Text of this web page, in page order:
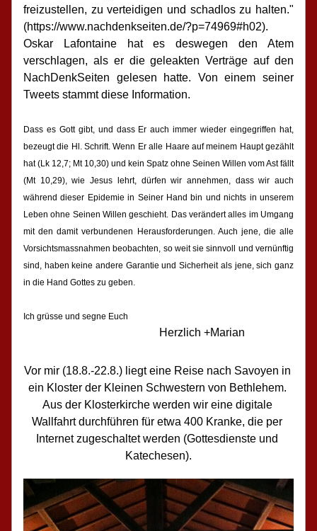
freizustellen, zu verteidigen und schadlos zu halten."
(https://www.nachdenkseiten.de/?p=74969#h02).
Oskar Lafontaine hat es deswegen den Atem
verschlagen, als er die geleakten Verträge auf den
NachDenkSeiten gelesen hatte. Von einem seiner
Tweets stammt diese Information.
Dass es Gott gibt, und dass Er auch immer wieder eingegriffen hat,
bezeugt die Hl. Schrift. Wenn Er alle Haare auf meinem Haupt gezählt
hat (Lk 12,7; Mt 10,30) und kein Spatz ohne Seinen Willen vom Ast fällt
(Mt 10,29), wie Jesus lehrt, dürfen wir annehmen, dass wir auch
während dieser Epidemie in Seiner Hand bin und nichts in unserem
Leben ohne Seinen Willen geschieht. Das verändert alles im Umgang
mit den damit verbundenen Herausforderungen. Auch jene, die alle
Vorsichtsmassnahmen beobachten, so weit sie sinnvoll und vernünftig
sind, haben keine andere Garantie und Sicherheit als jene, sich ganz
in die Hand Gottes zu geben.
Ich grüsse und segne Euch
Herzlich +Marian
Vor mir (18.8.-22.8.) liegt eine Reise nach Savoyen in
ein Kloster der Kleinen Schwestern von Bethlehem.
Aus der Klosterkirche werden wir eine digitale
Wallfahrt durchführen für etwa 400 Kranke, die per
Internet zugeschaltet werden (Gottesdienste und
Katechesen).